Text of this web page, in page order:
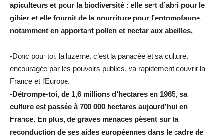
apiculteurs et pour la biodiversité : elle sert d’abri pour le
gibier et elle fournit de la nourriture pour l’entomofaune,
notamment en apportant pollen et nectar aux abeilles.
-Donc pour toi, la luzerne, c’est la panacée et sa culture,
encouragée par les pouvoirs publics, va rapidement couvrir la
France et l’Europe.
-Détrompe-toi, de 1,6 millions d’hectares en 1965, sa
culture est passée à 700 000 hectares aujourd’hui en
France. En plus, de graves menaces pèsent sur la
reconduction de ses aides européennes dans le cadre de